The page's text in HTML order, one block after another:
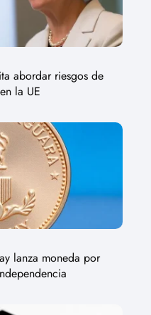
abordar riesgos de
la UE
lanza moneda por